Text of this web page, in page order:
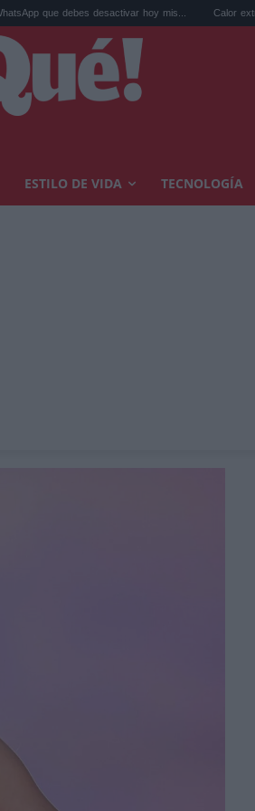
desactivar hoy mis... Calor extremo y
ESTILO DE VIDA TECNOLOGÍA